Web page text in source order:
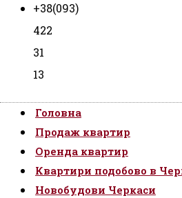
+38(093)
422
31
13
Головна
Продаж квартир
Оренда квартир
Квартири подобово в
Новобудови Черкаси